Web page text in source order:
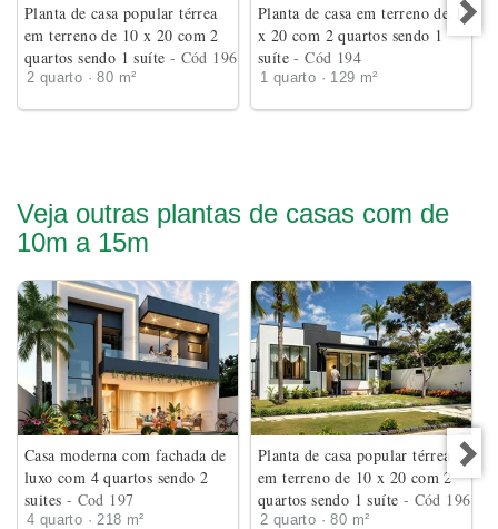
Planta de casa popular térrea
em terreno de 10 x 20 com 2
quartos sendo 1 suíte - Cód 196
2 quarto · 80 m²
Planta de casa em terreno de 18
x 20 com 2 quartos sendo 1
suíte- Cód 194
1 quarto · 129 m²
Veja outras plantas de casas com de
10m a 15m
Casa moderna com fachada de
luxo com 4 quartos sendo 2
suites - Cod 197
4 quarto · 218 m²
Planta de casa popular térrea
em terreno de 10 x 20 com 2
quartos sendo 1 suíte - Cód 196
2 quarto · 80 m²